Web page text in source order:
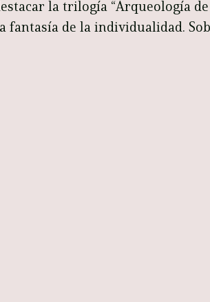
la trilogía “Arqueología
fantasía de la individualidad.